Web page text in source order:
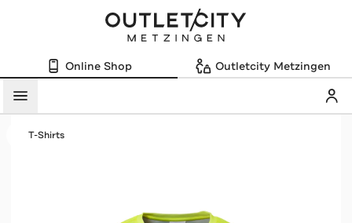
Online Shop Outletcity Metzingen
Menü
T-Shirts